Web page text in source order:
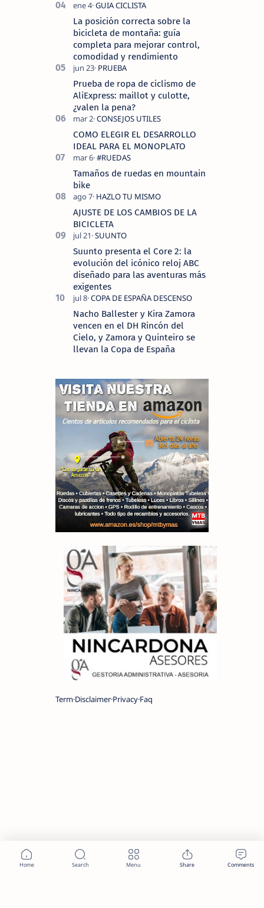
La posición correcta sobre la
bicicleta de montaña: guía
completa para mejorar control,
comodidad y rendimiento
Prueba de ropa de ciclismo de
AliExpress: maillot y culotte,
¿valen la pena?
COMO ELEGIR EL DESARROLLO
IDEAL PARA EL MONOPLATO
Tamaños de ruedas en mountain
bike
AJUSTE DE LOS CAMBIOS DE LA
BICICLETA
Suunto presenta el Core 2: la
evolución del icónico reloj ABC
diseñado para las aventuras más
exigentes
Nacho Ballester y Kira Zamora
vencen en el DH Rincón del
Cielo, y Zamora y Quinteiro se
llevan la Copa de España
Term Disclaimer Privacy Faq